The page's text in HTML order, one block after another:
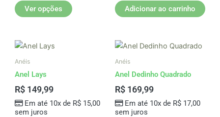
Ver opções
página
Adicionar ao carrinho
Anéis
Anel Lays
R$ 149,99
Em até 10x de R$15,00
sem juros
Anéis
Anel Dedinho Quadrado
R$ 169,99
Em até 10x de R$17,00
sem juros